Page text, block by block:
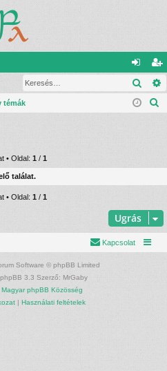
el
ép
eg
is
ió
témák
• Oldal: 1 / 1
találat.
• Oldal: 1 / 1
Ugrás
Kapcsolat
Software © phpBB Limited
3.3 Szerző: MrGaby
Magyar phpBB Közösség
| Használati feltételek